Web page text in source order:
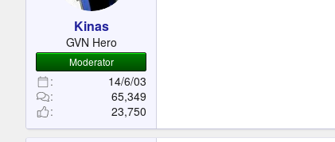
Kinas
GVN Hero
Moderator
14/6/03
65,349
23,750